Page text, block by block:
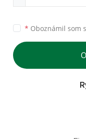
* Oboznámil som